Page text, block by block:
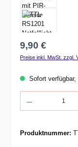
Regulärer Preis:
9,90 €
Preise inkl. MwSt. zzgl.
Sofort
Produktnummer: